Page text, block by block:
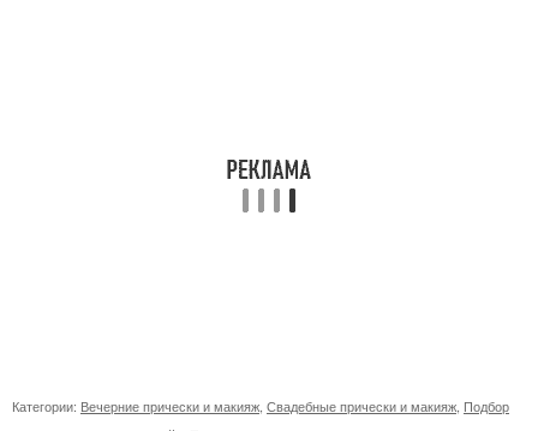
Категории: Вечерние прически и макияж, Свадебные прически и макияж, Подбор